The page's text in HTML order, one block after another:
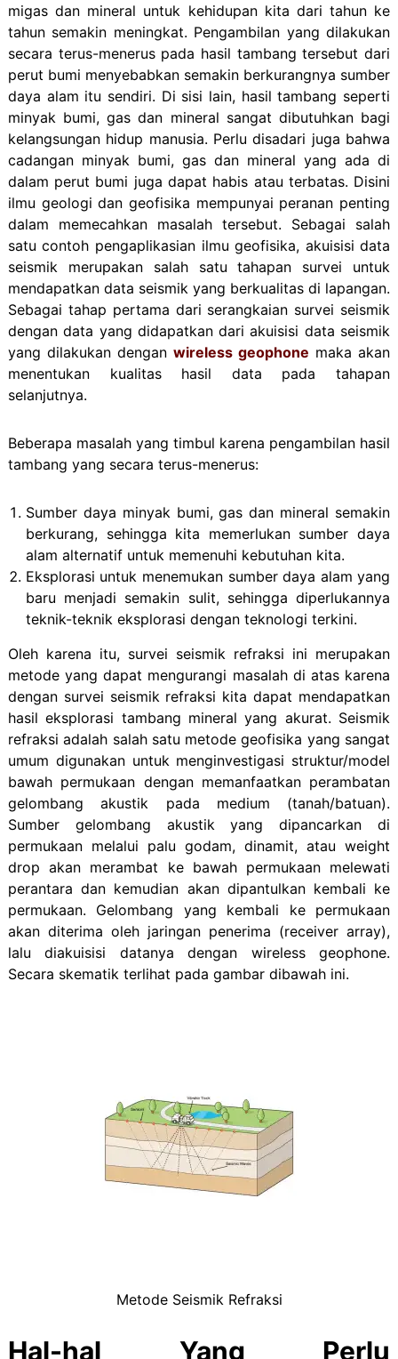
migas dan mineral untuk kehidupan kita dari tahun ke
tahun semakin meningkat. Pengambilan yang dilakukan
secara terus-menerus pada hasil tambang tersebut dari
perut bumi menyebabkan semakin berkurangnya sumber
daya alam itu sendiri. Di sisi lain, hasil tambang seperti
minyak bumi, gas dan mineral sangat dibutuhkan bagi
kelangsungan hidup manusia. Perlu disadari juga bahwa
cadangan minyak bumi, gas dan mineral yang ada di
dalam perut bumi juga dapat habis atau terbatas. Disini
ilmu geologi dan geofisika mempunyai peranan penting
dalam memecahkan masalah tersebut. Sebagai salah
satu contoh pengaplikasian ilmu geofisika, akuisisi data
seismik merupakan salah satu tahapan survei untuk
mendapatkan data seismik yang berkualitas di lapangan.
Sebagai tahap pertama dari serangkaian survei seismik
dengan data yang didapatkan dari akuisisi data seismik
yang dilakukan dengan wireless geophone maka akan
menentukan kualitas hasil data pada tahapan
selanjutnya.
Beberapa masalah yang timbul karena pengambilan hasil
tambang yang secara terus-menerus:
Sumber daya minyak bumi, gas dan mineral semakin
berkurang, sehingga kita memerlukan sumber daya
alam alternatif untuk memenuhi kebutuhan kita.
Eksplorasi untuk menemukan sumber daya alam yang
baru menjadi semakin sulit, sehingga diperlukannya
teknik-teknik eksplorasi dengan teknologi terkini.
Oleh karena itu, survei seismik refraksi ini merupakan
metode yang dapat mengurangi masalah di atas karena
dengan survei seismik refraksi kita dapat mendapatkan
hasil eksplorasi tambang mineral yang akurat. Seismik
refraksi adalah salah satu metode geofisika yang sangat
umum digunakan untuk menginvestigasi struktur/model
bawah permukaan dengan memanfaatkan perambatan
gelombang akustik pada medium (tanah/batuan).
Sumber gelombang akustik yang dipancarkan di
permukaan melalui palu godam, dinamit, atau weight
drop akan merambat ke bawah permukaan melewati
perantara dan kemudian akan dipantulkan kembali ke
permukaan. Gelombang yang kembali ke permukaan
akan diterima oleh jaringan penerima (receiver array),
lalu diakuisisi datanya dengan wireless geophone.
Secara skematik terlihat pada gambar dibawah ini.
Metode Seismik Refraksi
Hal-hal Yang Perlu